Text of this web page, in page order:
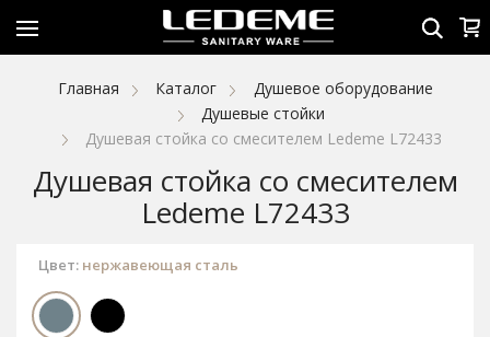
Главная Каталог
Душевое оборудование
Душевые стойки
Душевая стойка со смесителем Ledeme L72433
Душевая стойка со смесителем
Ledeme L72433
Цвет: нержавеющая сталь